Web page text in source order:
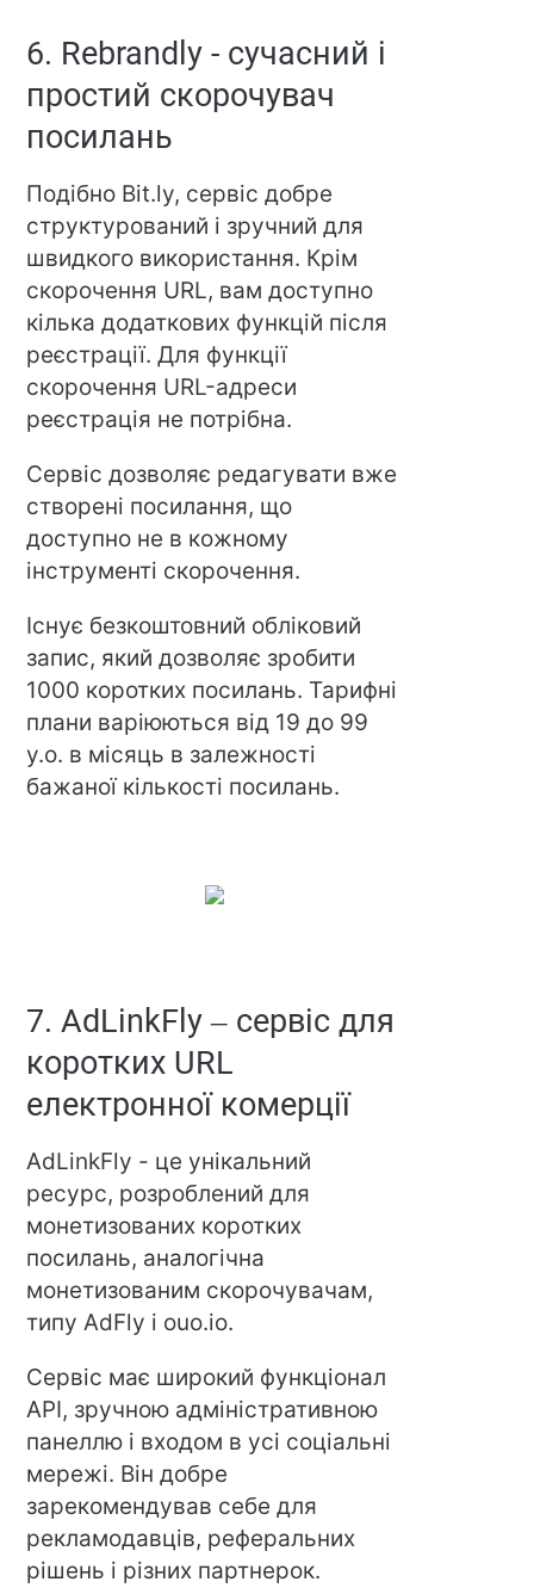
6. Rebrandly - сучасний і
простий скорочувач
посилань
Подібно Bit.ly, сервіс добре
структурований і зручний для
швидкого використання. Крім
скорочення URL, вам доступно
кілька додаткових функцій після
реєстрації. Для функції
скорочення URL-адреси
реєстрація не потрібна.
Сервіс дозволяє редагувати вже
створені посилання, що
доступно не в кожному
інструменті скорочення.
Існує безкоштовний обліковий
запис, який дозволяє зробити
1000 коротких посилань. Тарифні
плани варіюються від 19 до 99
у.о. в місяць в залежності
бажаної кількості посилань.
7. AdLinkFly – сервіс для
коротких URL
електронної комерції
AdLinkFly - це унікальний
ресурс, розроблений для
монетизованих коротких
посилань, аналогічна
монетизованим скорочувачам,
типу AdFly і ouo.io.
Сервіс має широкий функціонал
API, зручною адміністративною
панеллю і входом в усі соціальні
мережі. Він добре
зарекомендував себе для
рекламодавців, реферальних
рішень і різних партнерок.